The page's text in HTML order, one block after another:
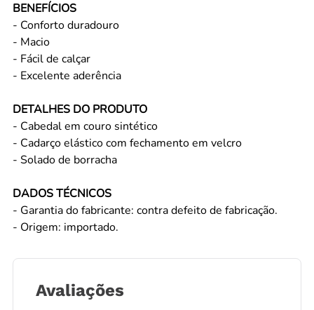
BENEFÍCIOS
- Conforto duradouro
- Macio
- Fácil de calçar
- Excelente aderência
DETALHES DO PRODUTO
- Cabedal em couro sintético
- Cadarço elástico com fechamento em velcro
- Solado de borracha
DADOS TÉCNICOS
- Garantia do fabricante: contra defeito de fabricação.
- Origem: importado.
Avaliações